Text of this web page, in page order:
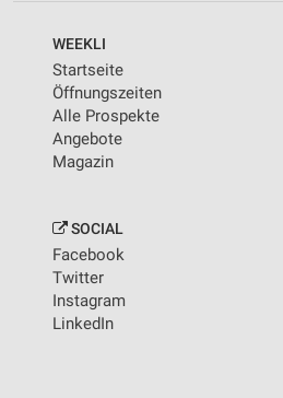
WEEKLI
Startseite
Öffnungszeiten
Alle Prospekte
Angebote
Magazin
SOCIAL
Facebook
Twitter
Instagram
LinkedIn